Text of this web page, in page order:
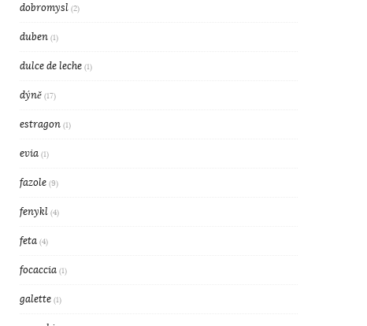
dobromysl (2)
duben (1)
dulce de leche (1)
dýně (17)
estragon (1)
evia (1)
fazole (9)
fenykl (4)
feta (4)
focaccia (1)
galette (1)